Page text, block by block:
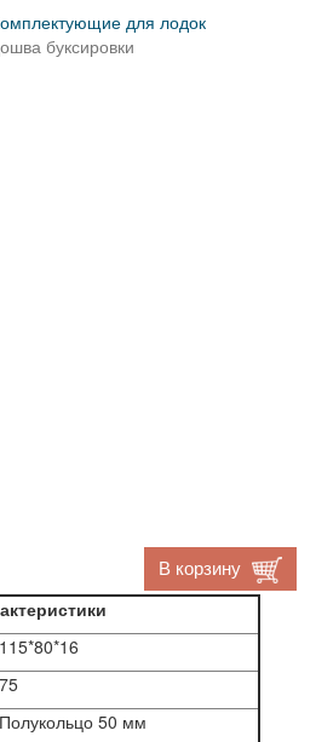
для лодок
буксировки
В корзину
115*80*16
75
Полукольцо 50 мм